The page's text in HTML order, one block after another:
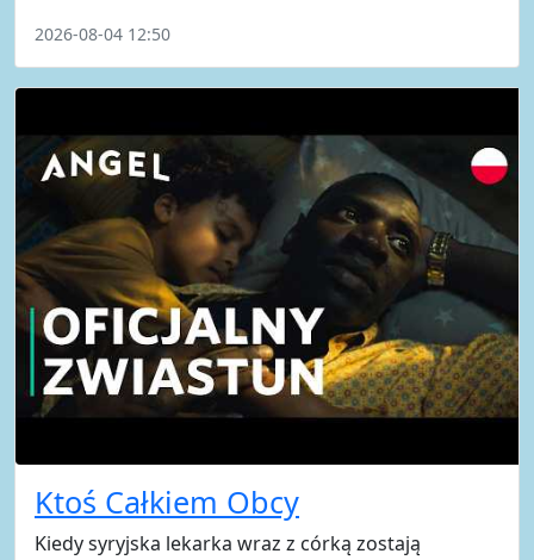
2026-08-04 12:50
Ktoś Całkiem Obcy
Kiedy syryjska lekarka wraz z córką zostają